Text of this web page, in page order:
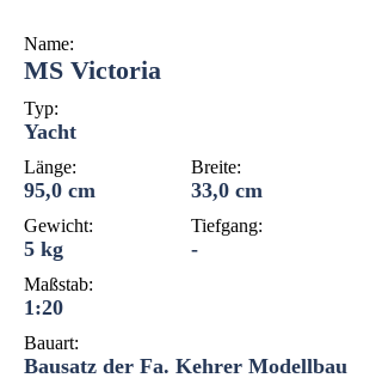
Name:
MS Victoria
Typ:
Yacht
Länge: Breite:
95,0 cm 33,0 cm
Gewicht: Tiefgang:
5 kg -
Maßstab:
1:20
Bauart:
Bausatz der Fa. Kehrer Modellbau